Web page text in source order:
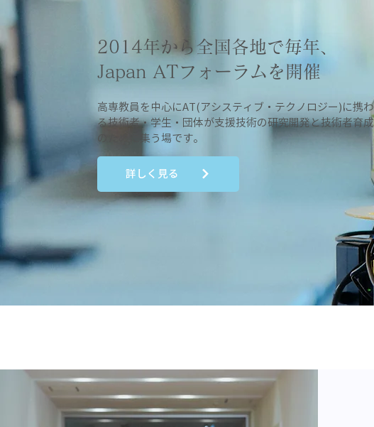
2014年から全国各地で毎年、
Japan ATフォーラムを開催
高専教員を中心にAT(アシスティブ・テクノロジー)に携わ
る技術者・学生・団体が支援技術の研究開発と技術者育成
のために集う場です。
詳しく見る